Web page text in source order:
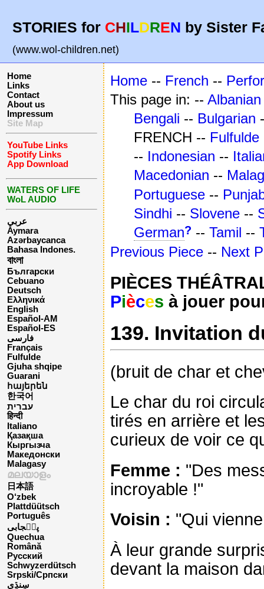
STORIES for CHILDREN by Sister
(www.wol-children.net)
Home
Links
Contact
About us
Impressum
Site Map
YouTube Links
Spotify Links
App Download
WATERS OF LIFE
WoL AUDIO
عربي
Aymara
Azərbaycanca
Bahasa Indones.
বাংলা
Български
Cebuano
Deutsch
Ελληνικά
English
Español-AM
Español-ES
فارسی
Français
Fulfulde
Gjuha shqipe
Guarani
հայերեն
한국어
עברית
हिन्दी
Italiano
Қазақша
Кыргызча
Македонски
Malagasy
മലയാളം
日本語
O‘zbek
Plattdüütsch
Português
پن٘جابی
Quechua
Română
Русский
Schwyzerdütsch
Srpski/Српски
Home -- French --
This page in: -- Albanian
Bengali -- Bulgarian
FRENCH -- Fulfulde
-- Indonesian --
Macedonian --
Portuguese --
Sindhi -- Slovene --
German? -- Tamil --
Previous Piece -- Next
PIÈCES
Pièces à jouer
139. Invitation
(bruit de char et
Le char du roi
tirés en arrière et
curieux de voir ce
Femme : "Des
incroyable !"
Voisin : "Qui
À leur grande
devant la maison